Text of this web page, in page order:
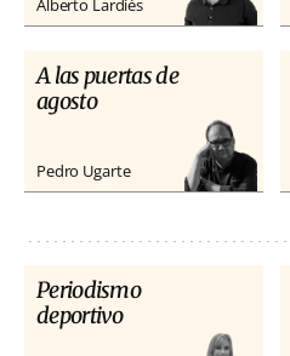
Alberto Lardiés
A las puertas de
agosto
Pedro Ugarte
Periodismo
deportivo